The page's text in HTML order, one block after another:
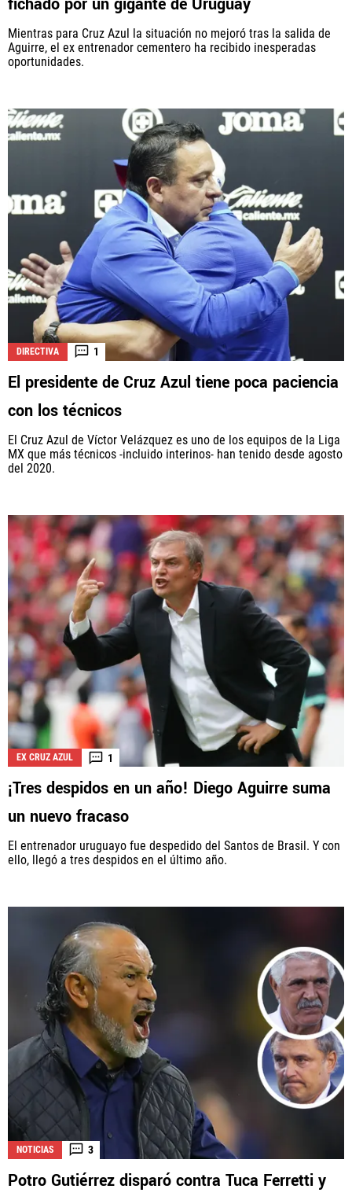
Mientras para Cruz Azul la situación no mejoró tras la salida de
Aguirre, el ex entrenador cementero ha recibido inesperadas
oportunidades.
DIRECTIVA 1
El presidente de Cruz Azul tiene poca paciencia
con los técnicos
El Cruz Azul de Víctor Velázquez es uno de los equipos de la Liga
MX que más técnicos -incluido interinos- han tenido desde agosto
del 2020.
EX CRUZ AZUL 1
¡Tres despidos en un año! Diego Aguirre suma
un nuevo fracaso
El entrenador uruguayo fue despedido del Santos de Brasil. Y con
ello, llegó a tres despidos en el último año.
NOTICIAS 3
Potro Gutiérrez disparó contra Tuca Ferretti y